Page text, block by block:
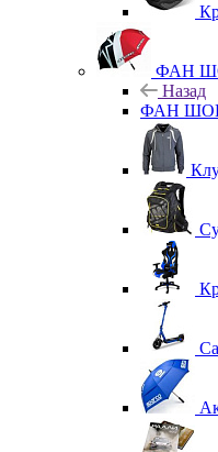
ФАН
Назад
ФАН